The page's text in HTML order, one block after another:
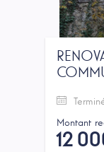
Montant
12